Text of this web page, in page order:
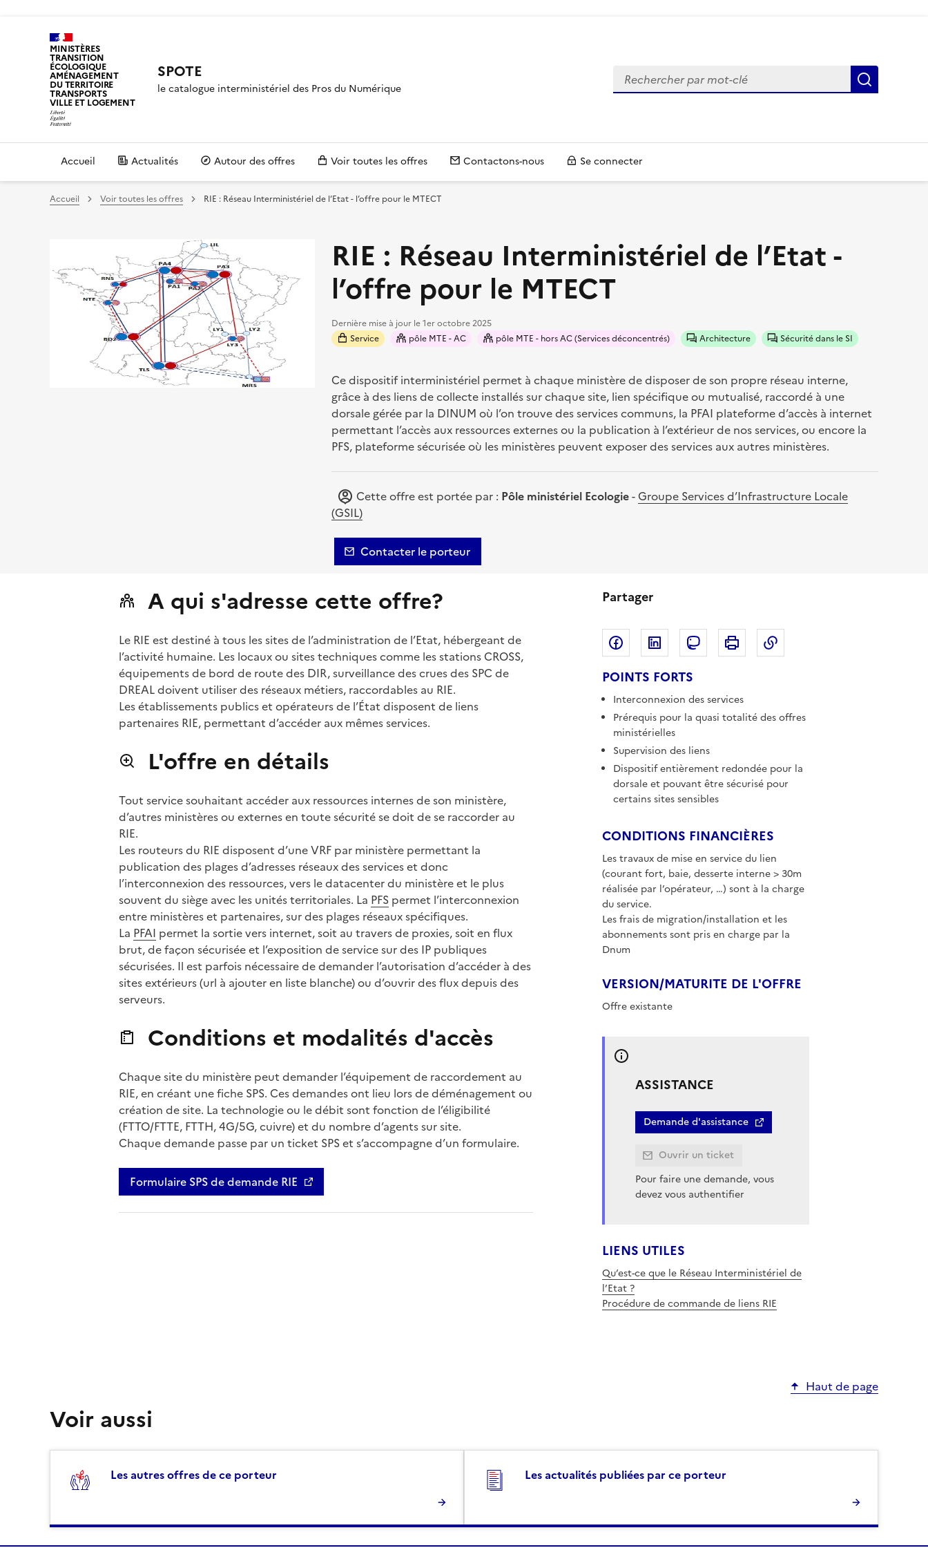
MINISTÈRES
TRANSITION
ÉCOLOGIQUE
AMÉNAGEMENT
DU TERRITOIRE
TRANSPORTS
VILLE ET LOGEMENT
SPOTE
le catalogue interministériel des Pros du Numérique
Rechercher
Accueil Actualités Autour des offres Voir toutes les offres Contactons-nous Se connecter
Accueil Voir toutes les offres RIE : Réseau Interministériel de l’Etat - l’offre pour le MTECT
RIE : Réseau Interministériel de l’Etat -
l’offre pour le MTECT
Dernière mise à jour le1er octobre 2025
Service
pôle MTE - AC pôle MTE - hors AC (Services déconcentrés) Architecture Sécurité dans le SI
Ce dispositif interministériel permet à chaque ministère de disposer de son propre réseau interne,
grâce à des liens de collecte installés sur chaque site, lien spécifique ou mutualisé, raccordé à une
dorsale gérée par la DINUM où l’on trouve des services communs, la PFAI plateforme d’accès à internet
permettant l’accès aux ressources externes ou la publication à l’extérieur de nos services, ou encore la
PFS, plateforme sécurisée où les ministères peuvent exposer des services aux autres ministères.
Cette offre est portée par : Pôle ministériel Ecologie-Groupe Services d’Infrastructure Locale
(GSIL)
Contacter le porteur
A qui s'adresse cette offre?
Le RIE est destiné à tous les sites de l’administration de l’Etat, hébergeant de
l’activité humaine. Les locaux ou sites techniques comme les stations CROSS,
équipements de bord de route des DIR, surveillance des crues des SPC de
DREAL doivent utiliser des réseaux métiers, raccordables au RIE.
Les établissements publics et opérateurs de l’État disposent de liens
partenaires RIE, permettant d’accéder aux mêmes services.
L'offre en détails
Tout service souhaitant accéder aux ressources internes de son ministère,
d’autres ministères ou externes en toute sécurité se doit de se raccorder au
RIE.
Les routeurs du RIE disposent d’une VRF par ministère permettant la
publication des plages d’adresses réseaux des services et donc
l’interconnexion des ressources, vers le datacenter du ministère et le plus
souvent du siège avec les unités territoriales. La PFSpermet l’interconnexion
entre ministères et partenaires, sur des plages réseaux spécifiques.
La PFAI permet la sortie vers internet, soit au travers de proxies, soit en flux
brut, de façon sécurisée et l’exposition de service sur des IP publiques
sécurisées. Il est parfois nécessaire de demander l’autorisation d’accéder à des
sites extérieurs (url à ajouter en liste blanche) ou d’ouvrir des flux depuis des
serveurs.
Conditions et modalités d'accès
Chaque site du ministère peut demander l’équipement de raccordement au
RIE, en créant une fiche SPS. Ces demandes ont lieu lors de déménagement ou
création de site. La technologie ou le débit sont fonction de l’éligibilité
(FTTO/FTTE, FTTH, 4G/5G, cuivre) et du nombre d’agents sur site.
Chaque demande passe par un ticket SPS et s’accompagne d’un formulaire.
Formulaire SPS de demande RIE
Partager
Partager sur Facebook
Partager sur LinkedIn
Partager sur Mastodon
Imprimer
POINTS FORTS
Interconnexion des services
Prérequis pour la quasi totalité des offres
ministérielles
Supervision des liens
Dispositif entièrement redondée pour la
dorsale et pouvant être sécurisé pour
certains sites sensibles
CONDITIONS FINANCIÈRES
Les travaux de mise en service du lien
(courant fort, baie, desserte interne > 30m
réalisée par l’opérateur, …) sont à la charge
du service.
Les frais de migration/installation et les
abonnements sont pris en charge par la
Dnum
VERSION/MATURITE DE L'OFFRE
Offre existante
ASSISTANCE
Demande d'assistance
Ouvrir un ticket
Pour faire une demande, vous
devez vous authentifier
LIENS UTILES
Qu’est-ce que le Réseau Interministériel de
l’Etat ?
Procédure de commande de liens RIE
Haut de page
Voir aussi
Les autres offres de ce porteur Les actualités publiées par ce porteur